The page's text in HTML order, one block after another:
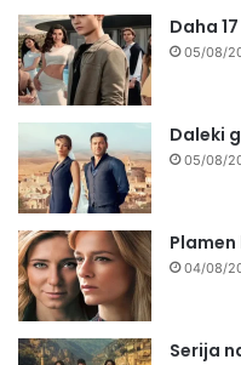
Daha
05/08/
Daleki
05/08/
04/08/
Serija